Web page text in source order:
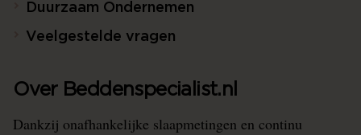
Duurzaam Ondernemen
Veelgestelde vragen
Over Beddenspecialist.nl
Dankzij onafhankelijke slaapmetingen en continu